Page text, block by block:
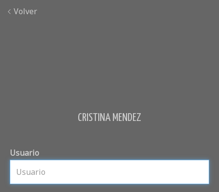
Volver
CRISTINA MENDEZ
Usuario